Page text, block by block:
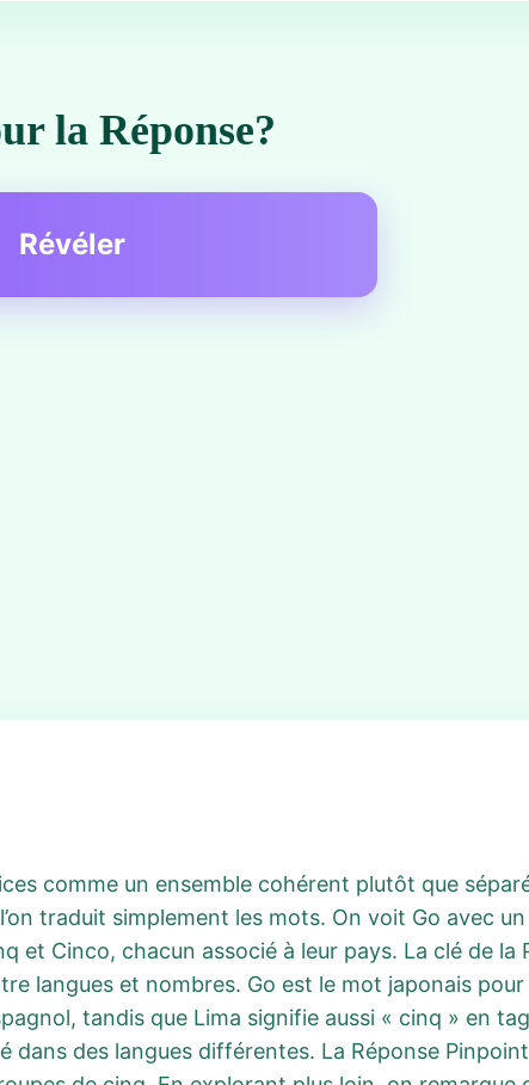
la Réponse?
Révéler
comme un ensemble cohérent plutôt que
traduit simplement les mots. On voit Go avec
et Cinco, chacun associé à leur pays. La clé de la
langues et nombres. Go est le mot japonais pour
tandis que Lima signifie aussi « cinq » en
des langues différentes. La Réponse Pinpoint